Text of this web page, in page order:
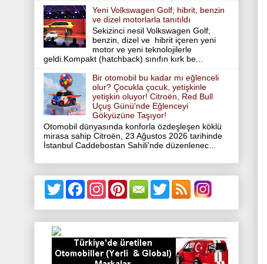
Yeni Volkswagen Golf; hibrit, benzin
ve dizel motorlarla tanıtıldı
Sekizinci nesil Volkswagen Golf;
benzin, dizel ve hibrit içeren yeni
motor ve yeni teknolojilerle
geldi.Kompakt (hatchback) sınıfın kırk be...
Bir otomobil bu kadar mı eğlenceli
olur? Çocukla çocuk, yetişkinle
yetişkin oluyor! Citroën, Red Bull
Uçuş Günü'nde Eğlenceyi
Gökyüzüne Taşıyor!
Otomobil dünyasında konforla özdeşleşen köklü
mirasa sahip Citroën, 23 Ağustos 2026 tarihinde
İstanbul Caddebostan Sahili'nde düzenlenec...
T
w
t
t
r
F
e
b
o
k
t
a
r
a
m
P
t
e
e
s
t
T
t
t
r